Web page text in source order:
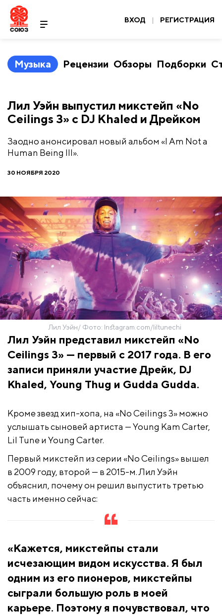
ВХОД | РЕГИСТРАЦИЯ
Музыка Рецензии Обзоры Подборки
Лил Уэйн выпустил микстейп «No
Ceilings 3» с DJ Khaled и Дрейком
Заодно анонсировал новый альбом «I Am Not a
Human Being III».
30 НОЯБРЯ 2020
Лил Уэйн/ Фото: Instagram.com/liltunechi
Лил Уэйн представил микстейп «No
Ceilings 3» — первый с 2017 года. В его
записи приняли участие Дрейк, DJ
Khaled, Young Thug и Gudda Gudda.
Кроме звезд хип-хопа, на «No Ceilings 3» можно
услышать сыновей артиста — Young Kam Carter,
Lil Tune и Young Carter.
Первый микстейп из серии «No Ceilings» вышел
в 2009 году, второй — в 2015-м. Лил Уэйн
объяснил, почему он решил выпустить третью
часть именно сейчас:
«Кажется, микстейпы стали
исчезающим видом искусства. Я был
одним из его пионеров, микстейпы
сыграли большую роль в моей
карьере. Поэтому я почувствовал, что